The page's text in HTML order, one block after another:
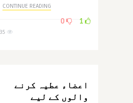
CONTINUE READING
اعضاء عطیہ کرنے
والوں کے لیے